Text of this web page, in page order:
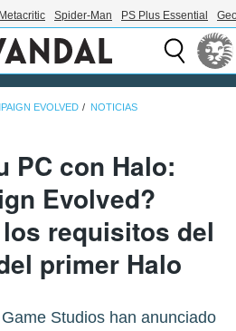
Metacritic Spider-Man PS Plus Essential
EVOLVED NOTICIAS
PC con Halo:
Evolved?
requisitos del
primer Halo
Studios han anunciado